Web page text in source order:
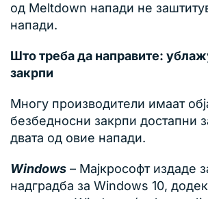
од Meltdown напади не
напади.
Што треба да направите:
закрпи
Многу производители имаат
безбедносни закрпи достапни
двата од овие напади.
Windows – Мајкрософт издаде
надградба за Windows 10,